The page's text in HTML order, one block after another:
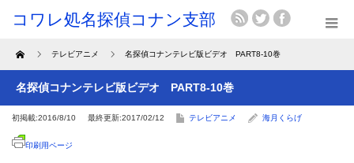
Home テレビアニメ 名探偵コナンテレビ版ビデオ PART8-10巻
名探偵コナンテレビ版ビデオ PART8-10巻
初掲載:2016/8/10 最終更新:2017/02/12 テレビアニメ 海月くらげ
印刷用ページ